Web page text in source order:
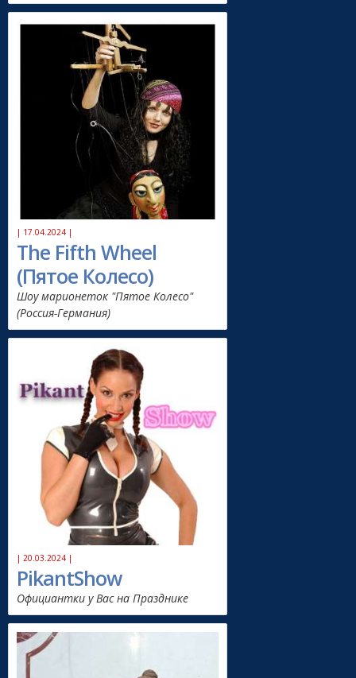
| 17.04.2024 |
The Fifth Wheel
(Пятое Колесо)
Шоу марионеток "Пятое Колесо"
(Россия-Германия)
| 20.03.2024 |
PikantShow
Официантки у Вас на Празднике